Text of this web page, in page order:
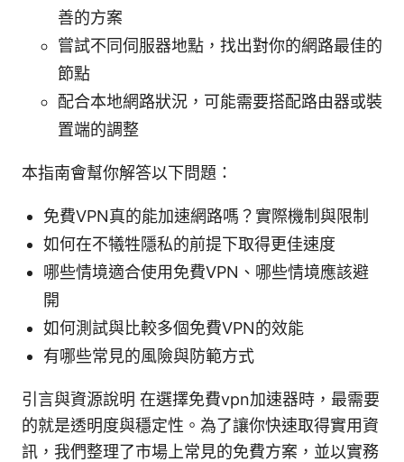
善的方案
嘗試不同伺服器地點，找出對你的網路最佳的
節點
配合本地網路狀況，可能需要搭配路由器或裝
置端的調整
本指南會幫你解答以下問題：
免費VPN真的能加速網路嗎？實際機制與限制
如何在不犧牲隱私的前提下取得更佳速度
哪些情境適合使用免費VPN、哪些情境應該避
開
如何測試與比較多個免費VPN的效能
有哪些常見的風險與防範方式
引言與資源說明 在選擇免費vpn加速器時，最需要
的就是透明度與穩定性。為了讓你快速取得實用資
訊，我們整理了市場上常見的免費方案，並以實務